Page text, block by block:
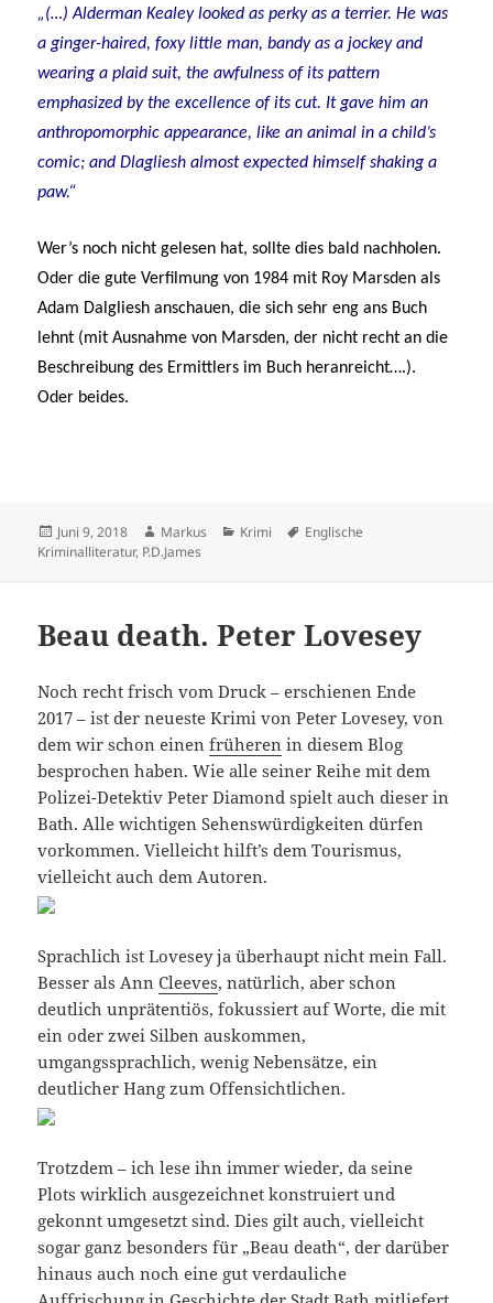
„(…) Alderman Kealey looked as perky as a terrier. He was
a ginger-haired, foxy little man, bandy as a jockey and
wearing a plaid suit, the awfulness of its pattern
emphasized by the excellence of its cut. It gave him an
anthropomorphic appearance, like an animal in a child’s
comic; and Dlagliesh almost expected himself shaking a
paw.“
Wer’s noch nicht gelesen hat, sollte dies bald nachholen.
Oder die gute Verfilmung von 1984 mit Roy Marsden als
Adam Dalgliesh anschauen, die sich sehr eng ans Buch
lehnt (mit Ausnahme von Marsden, der nicht recht an die
Beschreibung des Ermittlers im Buch heranreicht….).
Oder beides.
Veröffentlicht
am
Juni 9, 2018 Autor
Markus Kategorien
Krimi Schlagwörter
Englische
Kriminalliteratur, P.D.James
Beau death. Peter Lovesey
Noch recht frisch vom Druck – erschienen Ende
2017 – ist der neueste Krimi von Peter Lovesey, von
dem wir schon einenfrüheren in diesem Blog
besprochen haben. Wie alle seiner Reihe mit dem
Polizei-Detektiv Peter Diamond spielt auch dieser in
Bath. Alle wichtigen Sehenswürdigkeiten dürfen
vorkommen. Vielleicht hilft’s dem Tourismus,
vielleicht auch dem Autoren.
Sprachlich ist Lovesey ja überhaupt nicht mein Fall.
Besser als AnnCleeves, natürlich, aber schon
deutlich unprätentiös, fokussiert auf Worte, die mit
ein oder zwei Silben auskommen,
umgangssprachlich, wenig Nebensätze, ein
deutlicher Hang zum Offensichtlichen.
Trotzdem – ich lese ihn immer wieder, da seine
Plots wirklich ausgezeichnet konstruiert und
gekonnt umgesetzt sind. Dies gilt auch, vielleicht
sogar ganz besonders für „Beau death“, der darüber
hinaus auch noch eine gut verdauliche